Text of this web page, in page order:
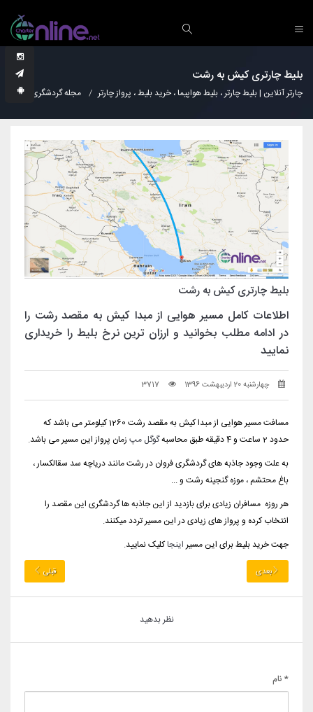
بلیط چارتری کیش به رشت
چارتر آنلاین | بلیط چارتر ، بلیط هواپیما ، خرید بلیط ، پرواز چارتر مجله گردشگری
بلیط چارتری کیش به رشت
اطلاعات کامل مسیر هوایی از مبدا کیش به مقصد رشت را
در ادامه مطلب بخوانید و ارزان ترین نرخ بلیط را خریداری
نمایید
چهارشنبه 20 اردیبهشت 1396 3717
مسافت مسیر هوایی از مبدا کیش به مقصد رشت 1260 کیلومتر می باشد که
حدود 2 ساعت و 4 دقیقه طبق محاسبه
گوگل مپ زمان پرواز این مسیر می باشد.
به علت وجود جاذبه های گردشگری فروان در رشت مانند دریاچه سد سقالکسار ،
باغ محتشم ، موزه گنجینه رشت و ...
هر روزه مسافران زیادی برای بازدید از این جاذبه ها گردشگری این مقصد را
انتخاب کرده و پرواز های زیادی در این مسیر تردد میکنند.
جهت خرید بلیط برای این مسیراینجاکلیک نمایید.
بعدی قبلی
نظر بدهید
* نام